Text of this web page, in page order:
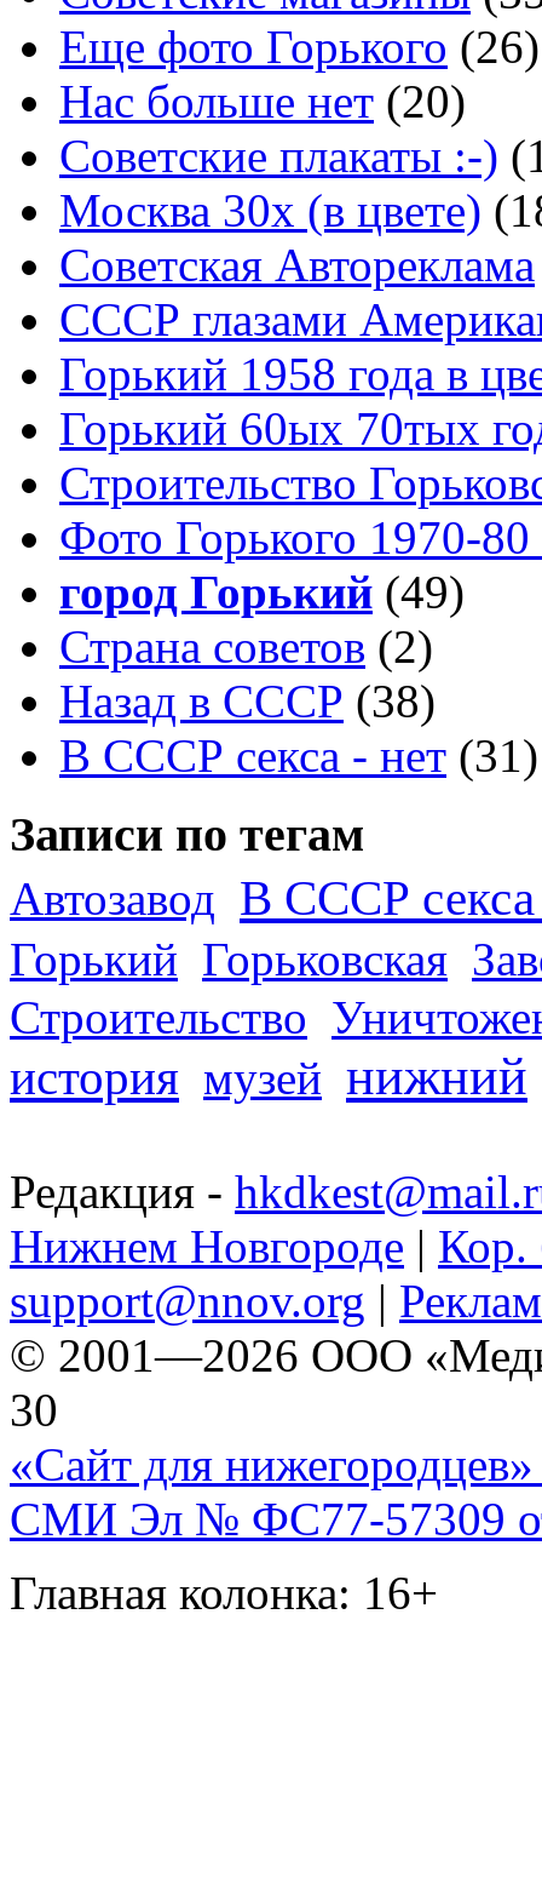
Еще фото Горького (26)
Нас больше нет (20)
Советские плакаты :-)
Москва 30x (в цвете)
Советская Автореклама
СССР глазами
Горький 1958 года в
Горький 60ых 70тых
Строительство
Фото Горького 1970-80
город Горький (49)
Страна советов (2)
Назад в СССР (38)
В СССР секса - нет (31)
Записи по тегам
Автозавод В СССР секса
Горький Горьковская
Строительство
история музей нижний
Редакция -
Нижнем Новгороде | Кор.
support@nnov.org |
© 2001—2026 ООО
30
«Сайт для нижегородцев»
СМИ Эл № ФС77-57309
Главная колонка: 16+